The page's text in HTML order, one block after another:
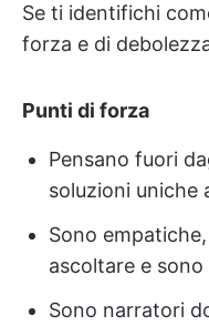
Se ti identifichi
forza e di
Punti di forza
Pensano fuori
soluzioni uniche
Sono
ascoltare e
Sono narratori